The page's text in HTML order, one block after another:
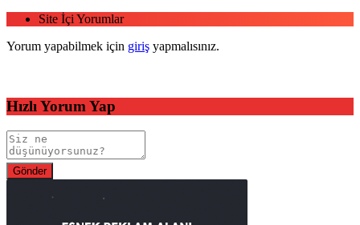
Site İçi Yorumlar
Yorum yapabilmek için giriş yapmalısınız.
Hızlı Yorum Yap